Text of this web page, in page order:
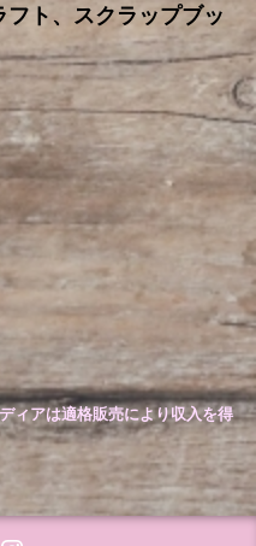
ト、スクラップブッ
ィアは適格販売により収入を得